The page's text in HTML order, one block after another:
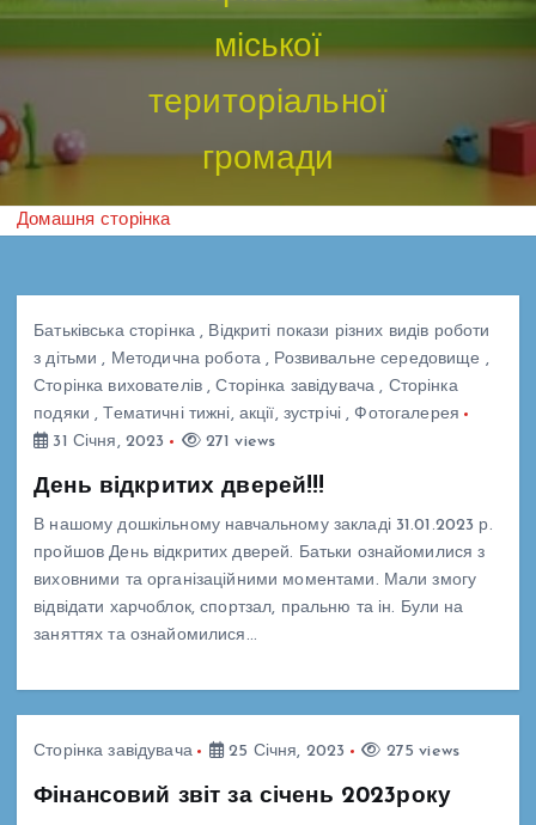
міської
територіальної
громади
Домашня сторінка
Батьківська сторінка, Відкриті покази різних видів роботи
з дітьми , Методична робота , Розвивальне середовище ,
Сторінка вихователів,Сторінка завідувача , Сторінка
подяки , Тематичні тижні, акції, зустрічі,Фотогалерея
31 Січня, 2023
271 views
День відкритих дверей!!!
В нашому дошкільному навчальному закладі 31.01.2023 р.
пройшов День відкритих дверей. Батьки ознайомилися з
виховними та організаційними моментами. Мали змогу
відвідати харчоблок, спортзал, пральню та ін. Були на
заняттях та ознайомилися…
Сторінка завідувача 25 Січня, 2023 275 views
Фінансовий звіт за січень 2023року